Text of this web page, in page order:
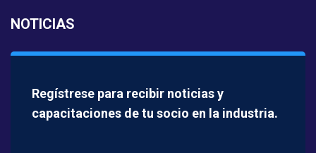
NOTICIAS
Regístrese para recibir noticias y
capacitaciones de tu socio en la industria.